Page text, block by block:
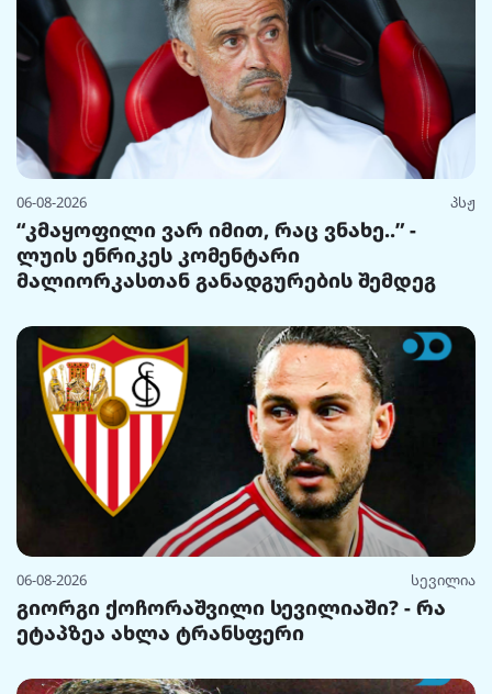
06-08-2026 პსჟ
“კმაყოფილი ვარ იმით, რაც ვნახე..” -
ლუის ენრიკეს კომენტარი
მალიორკასთან განადგურების შემდეგ
06-08-2026 სევილია
გიორგი ქოჩორაშვილი სევილიაში? - რა
ეტაპზეა ახლა ტრანსფერი